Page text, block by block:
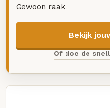
Gewoon raak.
Bekijk
Of doe de